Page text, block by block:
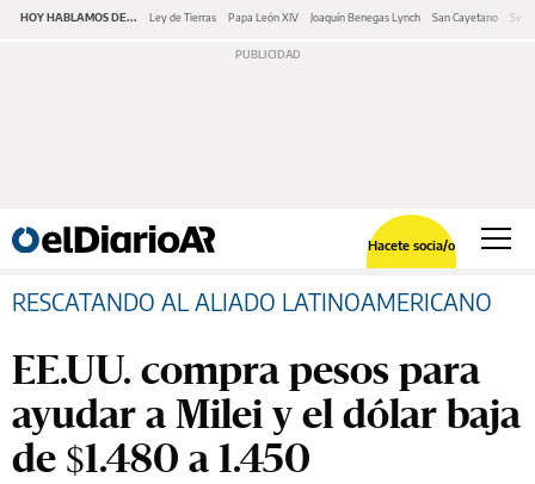
HOY HABLAMOS DE... Ley de Tierras Papa León XIV Joaquín Benegas Lynch San Cayetano
Hacete socia/o
RESCATANDO AL ALIADO LATINOAMERICANO
EE.UU. compra pesos para
ayudar a Milei y el dólar baja
de $1.480 a 1.450